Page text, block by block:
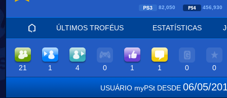
82,050
ÚLTIMOS TROFÉUS ESTATÍSTICAS
21 1 4 0 1 1 0 0
USUÁRIO myPSt DESDE 06/05/